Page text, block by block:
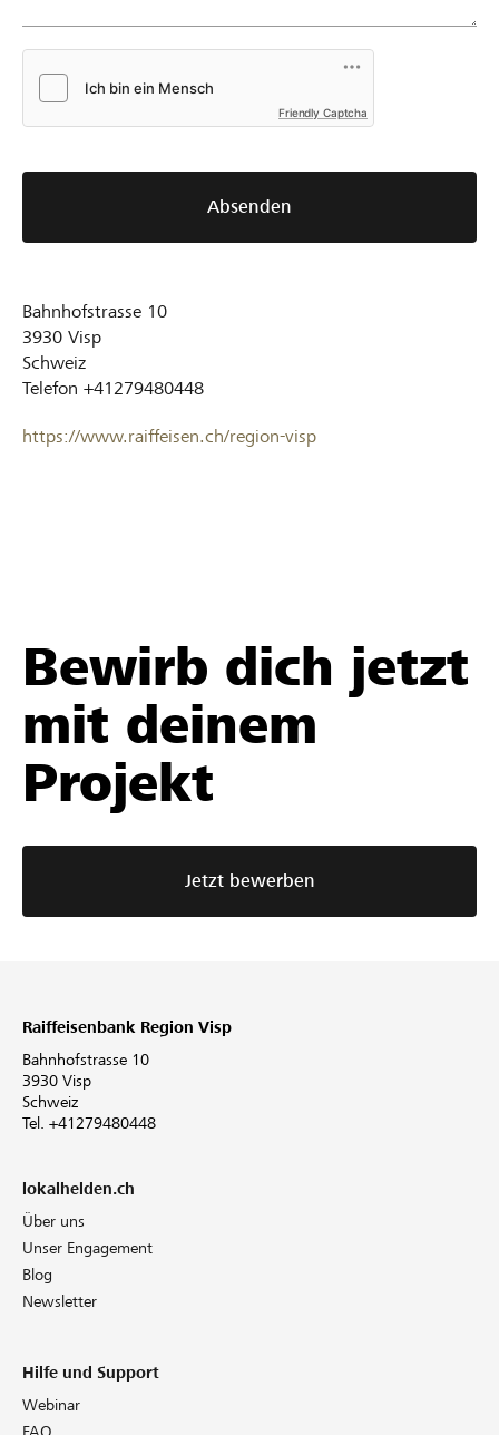
Friendly Captcha
Absenden
Bahnhofstrasse 10
3930 Visp
Schweiz
Telefon +41279480448
https://www.raiffeisen.ch/region-visp
Bewirb dich jetzt
mit deinem
Projekt
Jetzt bewerben
Raiffeisenbank Region Visp
Bahnhofstrasse 10
3930 Visp
Schweiz
Tel. +41279480448
lokalhelden.ch
Über uns
Unser Engagement
Blog
Newsletter
Hilfe und Support
Webinar
FAQ